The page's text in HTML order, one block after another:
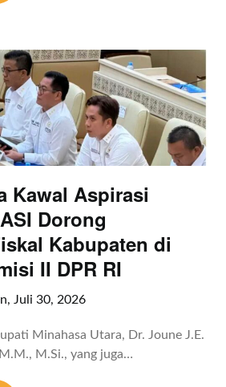
Kawal Aspirasi
Dorong
Kabupaten di
II DPR RI
Juli 30, 2026
Minahasa Utara, Dr. Joune J.E.
M.Si., yang juga…